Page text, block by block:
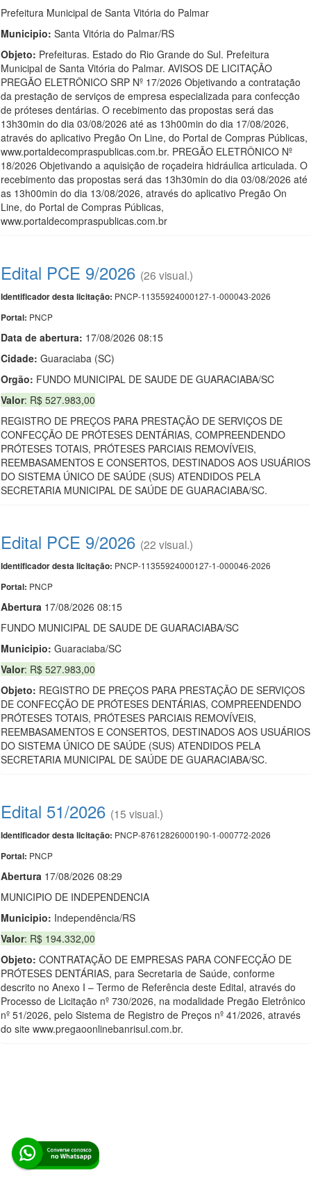
Prefeitura Municipal de Santa Vitória do Palmar
Municipio: Santa Vitória do Palmar/RS
Objeto: Prefeituras. Estado do Rio Grande do Sul. Prefeitura
Municipal de Santa Vitória do Palmar. AVISOS DE LICITAÇÃO
PREGÃO ELETRÔNICO SRP Nº 17/2026 Objetivando a contratação
da prestação de serviços de empresa especializada para confecção
de próteses dentárias. O recebimento das propostas será das
13h30min do dia 03/08/2026 até as 13h00min do dia 17/08/2026,
através do aplicativo Pregão On Line, do Portal de Compras Públicas,
www.portaldecompraspublicas.com.br. PREGÃO ELETRÔNICO Nº
18/2026 Objetivando a aquisição de roçadeira hidráulica articulada. O
recebimento das propostas será das 13h30min do dia 03/08/2026 até
as 13h00min do dia 13/08/2026, através do aplicativo Pregão On
Line, do Portal de Compras Públicas,
www.portaldecompraspublicas.com.br
Edital PCE 9/2026 (26 visual.)
Identificador desta licitação: PNCP-11355924000127-1-000043-2026
Portal: PNCP
Data de abertura: 17/08/2026 08:15
Cidade: Guaraciaba (SC)
Orgão: FUNDO MUNICIPAL DE SAUDE DE GUARACIABA/SC
Valor: R$ 527.983,00
REGISTRO DE PREÇOS PARA PRESTAÇÃO DE SERVIÇOS DE
CONFECÇÃO DE PRÓTESES DENTÁRIAS, COMPREENDENDO
PRÓTESES TOTAIS, PRÓTESES PARCIAIS REMOVÍVEIS,
REEMBASAMENTOS E CONSERTOS, DESTINADOS AOS USUÁRIOS
DO SISTEMA ÚNICO DE SAÚDE (SUS) ATENDIDOS PELA
SECRETARIA MUNICIPAL DE SAÚDE DE GUARACIABA/SC.
Edital PCE 9/2026 (22 visual.)
Identificador desta licitação: PNCP-11355924000127-1-000046-2026
Portal: PNCP
Abertura 17/08/2026 08:15
FUNDO MUNICIPAL DE SAUDE DE GUARACIABA/SC
Municipio: Guaraciaba/SC
Valor: R$ 527.983,00
Objeto: REGISTRO DE PREÇOS PARA PRESTAÇÃO DE SERVIÇOS
DE CONFECÇÃO DE PRÓTESES DENTÁRIAS, COMPREENDENDO
PRÓTESES TOTAIS, PRÓTESES PARCIAIS REMOVÍVEIS,
REEMBASAMENTOS E CONSERTOS, DESTINADOS AOS USUÁRIOS
DO SISTEMA ÚNICO DE SAÚDE (SUS) ATENDIDOS PELA
SECRETARIA MUNICIPAL DE SAÚDE DE GUARACIABA/SC.
Edital 51/2026 (15 visual.)
Identificador desta licitação: PNCP-87612826000190-1-000772-2026
Portal: PNCP
Abertura 17/08/2026 08:29
MUNICIPIO DE INDEPENDENCIA
Municipio: Independência/RS
Valor: R$ 194.332,00
Objeto: CONTRATAÇÃO DE EMPRESAS PARA CONFECÇÃO DE
PRÓTESES DENTÁRIAS, para Secretaria de Saúde, conforme
descrito no Anexo I – Termo de Referência deste Edital, através do
Processo de Licitação nº 730/2026, na modalidade Pregão Eletrônico
nº 51/2026, pelo Sistema de Registro de Preços nº 41/2026, através
do site www.pregaoonlinebanrisul.com.br.